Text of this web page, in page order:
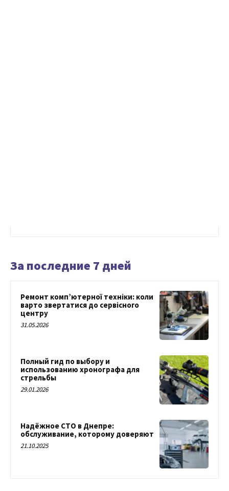
За последние 7 дней
Ремонт комп’ютерної техніки: коли
варто звертатися до сервісного
центру
31.05.2026
Полный гид по выбору и
использованию хронографа для
стрельбы
29.01.2026
Надёжное СТО в Днепре:
обслуживание, которому доверяют
21.10.2025